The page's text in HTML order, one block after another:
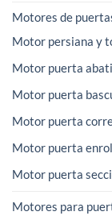
Motores de
Motor persiana y
Motor puerta
Motor puerta
Motor puerta
Motor puerta
Motor puerta
Motores para